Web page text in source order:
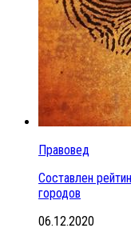
Правовед
Составлен
городов
06.12.2020